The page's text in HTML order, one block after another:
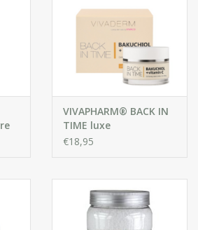
VIVAPHARM® BACK IN
TIME luxe
beschermende
& Vitamine C
€18,95